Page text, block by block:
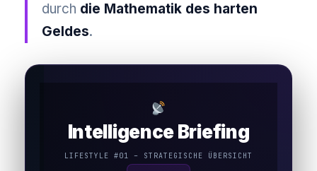
durch die Mathematik des harten
Geldes.
Intelligence Briefing
LIFESTYLE #01 – STRATEGISCHE ÜBERSICHT